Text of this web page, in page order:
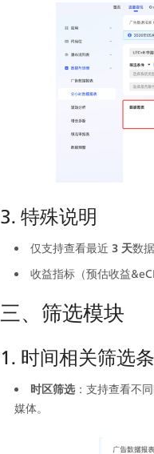
3. 特殊说明
仅支持查看最近 3 天数
收益指标（预估收益
三、筛选模块
1. 时间相关筛选
时区筛选：支持查看不
媒体。